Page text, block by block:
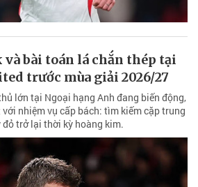
bài toán lá chắn thép tại
trước mùa giải 2026/27
lớn tại Ngoại hạng Anh đang biến động,
nhiệm vụ cấp bách: tìm kiếm cặp trung
đỏ trở lại thời kỳ hoàng kim.